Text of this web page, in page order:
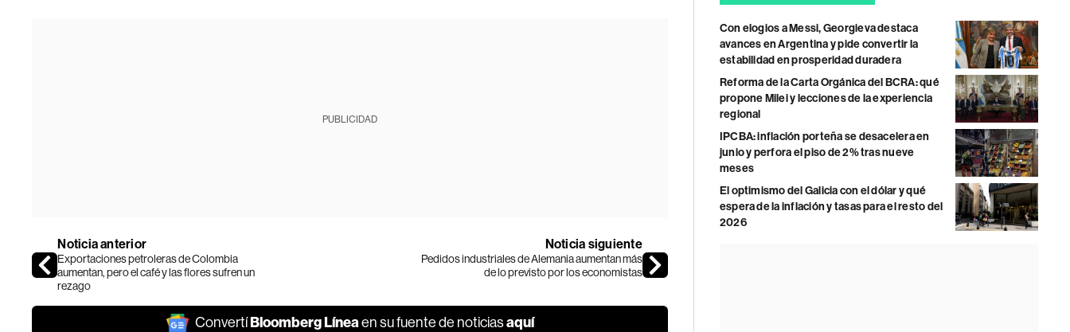
PUBLICIDAD
Noticia anterior
Exportaciones petroleras de Colombia
aumentan, pero el café y las flores sufren un
rezago
Noticia siguiente
Pedidos industriales de Alemania aumentan más
de lo previsto por los economistas
ConvertíBloomberg Líneaen su fuente de noticiasaquí
Con elogios a Messi, Georgieva destaca
avances en Argentina y pide convertir la
estabilidad en prosperidad duradera
Reforma de la Carta Orgánica del BCRA: qué
propone Milei y lecciones de la experiencia
regional
IPCBA: inflación porteña se desacelera en
junio y perfora el piso de 2% tras nueve
meses
El optimismo del Galicia con el dólar y qué
espera de la inflación y tasas para el resto del
2026